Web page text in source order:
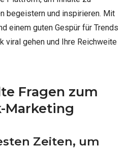
begeistern und inspirieren. Mit
einem guten Gespür für Trends
viral gehen und Ihre Reichweite
Fragen zum
Marketing
Zeiten, um